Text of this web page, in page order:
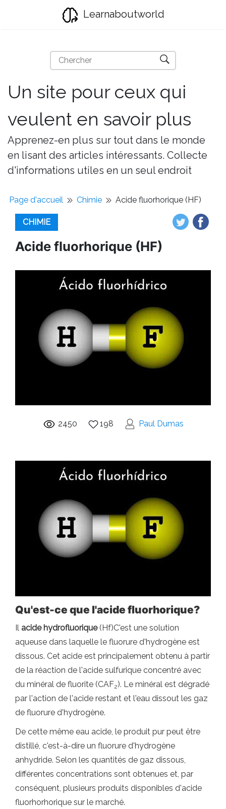
Learnaboutworld
Un site pour ceux qui
veulent en savoir plus
Apprenez-en plus sur tout dans le monde
en lisant des articles intéressants. Collecte
d'informations utiles en un seul endroit
Page d'accueil Chimie Acide fluorhorique (HF)
CHIMIE
Acide fluorhorique (HF)
2450 198 Paul Dumas
Qu'est-ce que l'acide fluorhorique?
Il acide hydrofluorique (Hf)C'est une solution
aqueuse dans laquelle le fluorure d'hydrogène est
dissous. Cet acide est principalement obtenu à partir
de la réaction de l'acide sulfurique concentré avec
du minéral de fluorite (CAF2). Le minéral est dégradé
par l'action de l'acide restant et l'eau dissout les gaz
de fluorure d'hydrogène.
De cette même eau acide, le produit pur peut être
distillé, c'est-à-dire un fluorure d'hydrogène
anhydride. Selon les quantités de gaz dissous,
différentes concentrations sont obtenues et, par
conséquent, plusieurs produits disponibles d'acide
fluorhorhorique sur le marché.